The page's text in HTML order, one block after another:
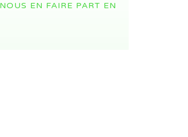
EN FAIRE PART EN